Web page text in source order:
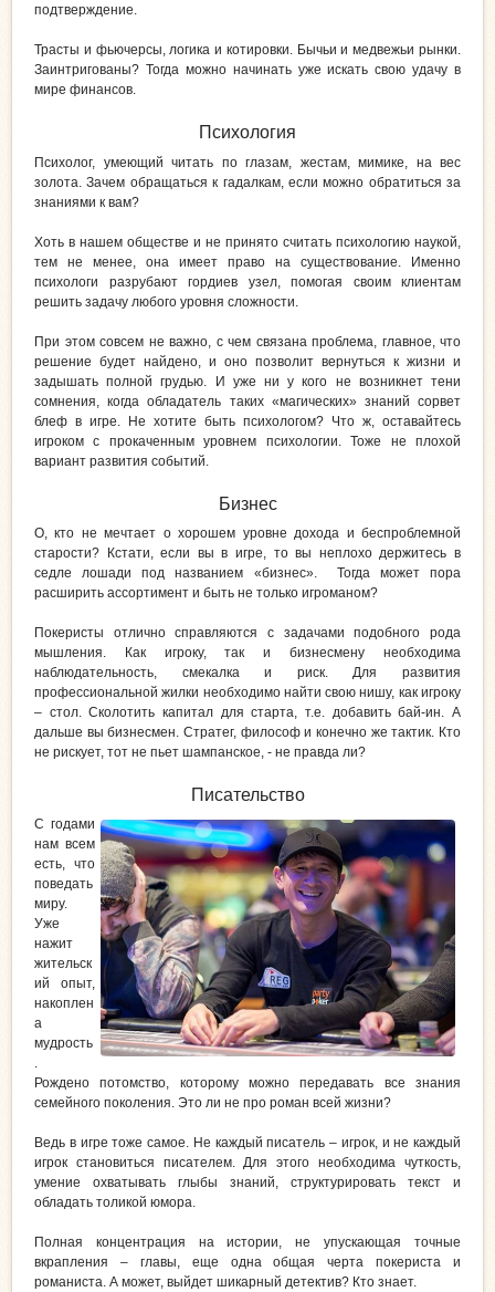
подтверждение.
Трасты и фьючерсы, логика и котировки. Бычьи и медвежьи рынки.
Заинтригованы? Тогда можно начинать уже искать свою удачу в
мире финансов.
Психология
Психолог, умеющий читать по глазам, жестам, мимике, на вес
золота. Зачем обращаться к гадалкам, если можно обратиться за
знаниями к вам?
Хоть в нашем обществе и не принято считать психологию наукой,
тем не менее, она имеет право на существование. Именно
психологи разрубают гордиев узел, помогая своим клиентам
решить задачу любого уровня сложности.
При этом совсем не важно, с чем связана проблема, главное, что
решение будет найдено, и оно позволит вернуться к жизни и
задышать полной грудью. И уже ни у кого не возникнет тени
сомнения, когда обладатель таких «магических» знаний сорвет
блеф в игре. Не хотите быть психологом? Что ж, оставайтесь
игроком с прокаченным уровнем психологии. Тоже не плохой
вариант развития событий.
Бизнес
О, кто не мечтает о хорошем уровне дохода и беспроблемной
старости? Кстати, если вы в игре, то вы неплохо держитесь в
седле лошади под названием «бизнес». Тогда может пора
расширить ассортимент и быть не только игроманом?
Покеристы отлично справляются с задачами подобного рода
мышления. Как игроку, так и бизнесмену необходима
наблюдательность, смекалка и риск. Для развития
профессиональной жилки необходимо найти свою нишу, как игроку
– стол. Сколотить капитал для старта, т.е. добавить бай-ин. А
дальше вы бизнесмен. Стратег, философ и конечно же тактик. Кто
не рискует, тот не пьет шампанское, - не правда ли?
Писательство
С годами
нам всем
есть, что
поведать
миру.
Уже
нажит
жительск
ий опыт,
накоплен
а
мудрость
.
Рождено потомство, которому можно передавать все знания
семейного поколения. Это ли не про роман всей жизни?
Ведь в игре тоже самое. Не каждый писатель – игрок, и не каждый
игрок становиться писателем. Для этого необходима чуткость,
умение охватывать глыбы знаний, структурировать текст и
обладать толикой юмора.
Полная концентрация на истории, не упускающая точные
вкрапления – главы, еще одна общая черта покериста и
романиста. А может, выйдет шикарный детектив? Кто знает.